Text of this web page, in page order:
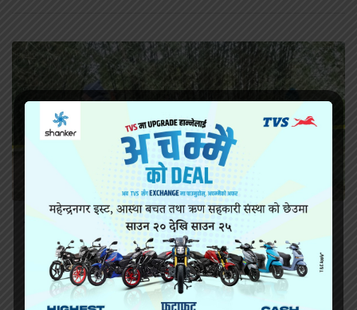
सिराहामा गोली प्रहार गरी हत्या